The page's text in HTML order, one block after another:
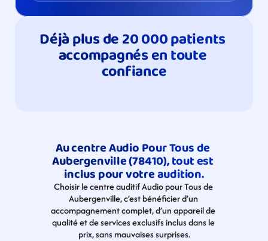
Déjà plus de 20 000 patients
accompagnés en toute
confiance
Au centre Audio Pour Tous de
Aubergenville (78410), tout est
inclus pour votre audition.
Choisir le centre auditif Audio pour Tous de
Aubergenville​, c’est bénéficier d’un
accompagnement complet, d’un appareil de
qualité et de services exclusifs inclus dans le
prix, sans mauvaises surprises.